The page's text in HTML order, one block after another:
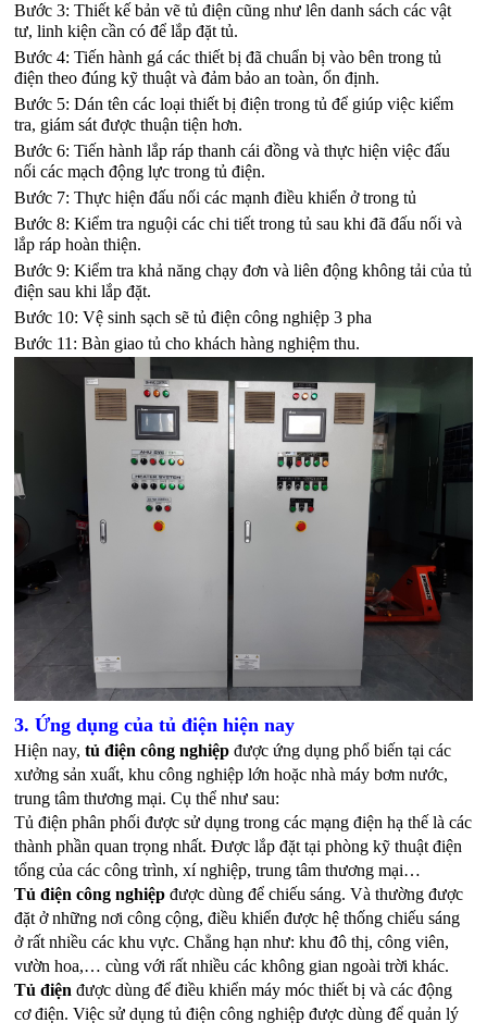
Bước 3: Thiết kế bản vẽ tủ điện cũng như lên danh sách các vật
tư, linh kiện cần có để lắp đặt tủ.
Bước 4: Tiến hành gá các thiết bị đã chuẩn bị vào bên trong tủ
điện theo đúng kỹ thuật và đảm bảo an toàn, ổn định.
Bước 5: Dán tên các loại thiết bị điện trong tủ để giúp việc kiểm
tra, giám sát được thuận tiện hơn.
Bước 6: Tiến hành lắp ráp thanh cái đồng và thực hiện việc đấu
nối các mạch động lực trong tủ điện.
Bước 7: Thực hiện đấu nối các mạnh điều khiển ở trong tủ
Bước 8: Kiểm tra nguội các chi tiết trong tủ sau khi đã đấu nối và
lắp ráp hoàn thiện.
Bước 9: Kiểm tra khả năng chạy đơn và liên động không tải của tủ
điện sau khi lắp đặt.
Bước 10: Vệ sinh sạch sẽ tủ điện công nghiệp 3 pha
Bước 11: Bàn giao tủ cho khách hàng nghiệm thu.
3. Ứng dụng của tủ điện hiện nay
Hiện nay, tủ điện công nghiệp được ứng dụng phổ biến tại các
xưởng sản xuất, khu công nghiệp lớn hoặc nhà máy bơm nước,
trung tâm thương mại. Cụ thể như sau:
Tủ điện phân phối được sử dụng trong các mạng điện hạ thế là các
thành phần quan trọng nhất. Được lắp đặt tại phòng kỹ thuật điện
tổng của các công trình, xí nghiệp, trung tâm thương mại…
Tủ điện công nghiệp được dùng để chiếu sáng. Và thường được
đặt ở những nơi công cộng, điều khiển được hệ thống chiếu sáng
ở rất nhiều các khu vực. Chẳng hạn như: khu đô thị, công viên,
vườn hoa,… cùng với rất nhiều các không gian ngoài trời khác.
Tủ điện được dùng để điều khiển máy móc thiết bị và các động
cơ điện. Việc sử dụng tủ điện công nghiệp được dùng để quản lý